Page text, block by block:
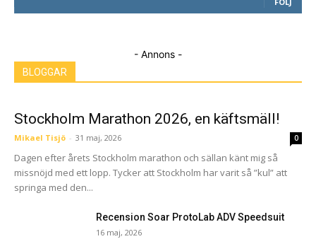
- Annons -
BLOGGAR
Stockholm Marathon 2026, en käftsmäll!
Mikael Tisjö - 31 maj, 2026 0
Dagen efter årets Stockholm marathon och sällan känt mig så
missnöjd med ett lopp. Tycker att Stockholm har varit så ”kul” att
springa med den...
Recension Soar ProtoLab ADV Speedsuit
16 maj, 2026